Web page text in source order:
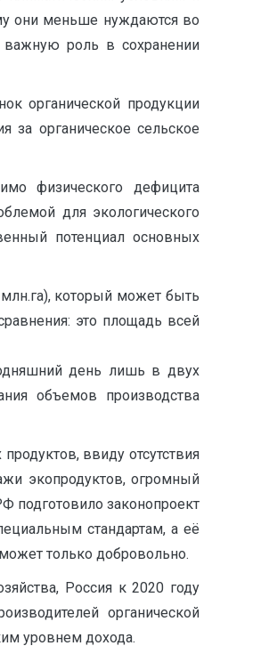
они меньше нуждаются во
роль в сохранении
органической продукции
органическое сельское
физического дефицита
для экологического
потенциал основных
который может быть
это площадь всей
день лишь в двух
объемов производства
ввиду отсутствия
экопродуктов, огромный
подготовило законопроект
стандартам, а её
только добровольно.
Россия к 2020 году
органической
уровнем дохода.